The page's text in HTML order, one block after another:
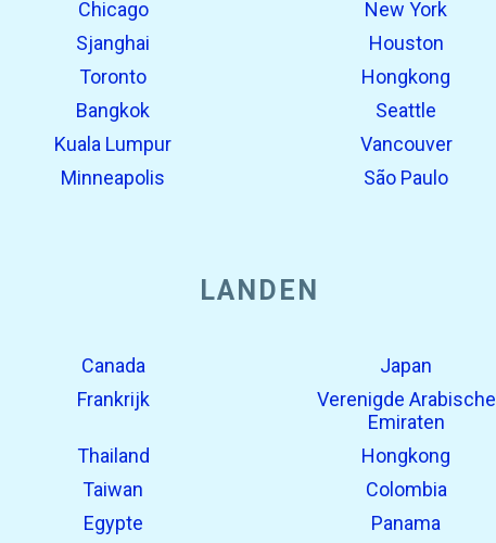
Chicago New York
Sjanghai Houston
Toronto Hongkong
Bangkok Seattle
Kuala Lumpur Vancouver
Minneapolis São Paulo
LANDEN
Canada Japan
Frankrijk
Verenigde Arabische
Emiraten
Thailand Hongkong
Taiwan Colombia
Egypte Panama